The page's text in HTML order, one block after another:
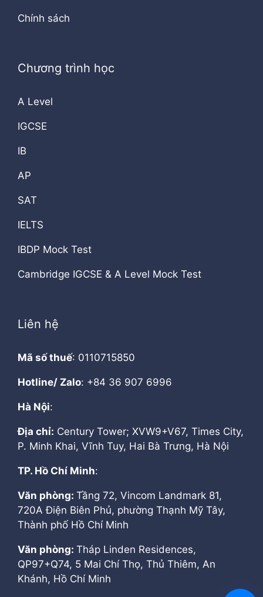
Chính sách
Chương trình học
A Level
IGCSE
IB
AP
SAT
IELTS
IBDP Mock Test
Cambridge IGCSE & A Level Mock Test
Liên hệ
Mã số thuế: 0110715850
Hotline/ Zalo: +84 36 907 6996
Hà Nội:
Địa chỉ: Century Tower; XVW9+V67, Times City,
P. Minh Khai, Vĩnh Tuy, Hai Bà Trưng, Hà Nội
TP. Hồ Chí Minh:
Văn phòng: Tầng 72, Vincom Landmark 81,
720A Điện Biên Phủ, phường Thạnh Mỹ Tây,
Thành phố Hồ Chí Minh
Văn phòng: Tháp Linden Residences,
QP97+Q74, 5 Mai Chí Thọ, Thủ Thiêm, An
Khánh, Hồ Chí Minh